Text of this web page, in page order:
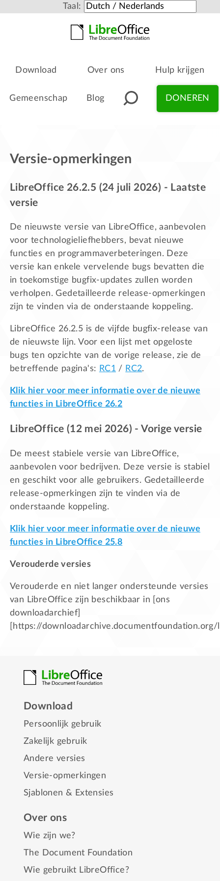
Taal:
Download Over ons Hulp krijgen
Gemeenschap Blog DONEREN
Versie-opmerkingen
LibreOffice 26.2.5 (24 juli 2026) - Laatste
versie
De nieuwste versie van LibreOffice, aanbevolen
voor technologieliefhebbers, bevat nieuwe
functies en programmaverbeteringen. Deze
versie kan enkele vervelende bugs bevatten die
in toekomstige bugfix-updates zullen worden
verholpen. Gedetailleerde release-opmerkingen
zijn te vinden via de onderstaande koppeling.
LibreOffice 26.2.5 is de vijfde bugfix-release van
de nieuwste lijn. Voor een lijst met opgeloste
bugs ten opzichte van de vorige release, zie de
betreffende pagina's: RC1 / RC2.
Klik hier voor meer informatie over de nieuwe
functies in LibreOffice 26.2
LibreOffice (12 mei 2026) - Vorige versie
De meest stabiele versie van LibreOffice,
aanbevolen voor bedrijven. Deze versie is stabiel
en geschikt voor alle gebruikers. Gedetailleerde
release-opmerkingen zijn te vinden via de
onderstaande koppeling.
Klik hier voor meer informatie over de nieuwe
functies in LibreOffice 25.8
Verouderde versies
Verouderde en niet langer ondersteunde versies
van LibreOffice zijn beschikbaar in [ons
downloadarchief]
[https://
Download
Persoonlijk gebruik
Zakelijk gebruik
Andere versies
Versie-opmerkingen
Sjablonen & Extensies
Over ons
Wie zijn we?
The Document Foundation
Wie gebruikt LibreOffice?